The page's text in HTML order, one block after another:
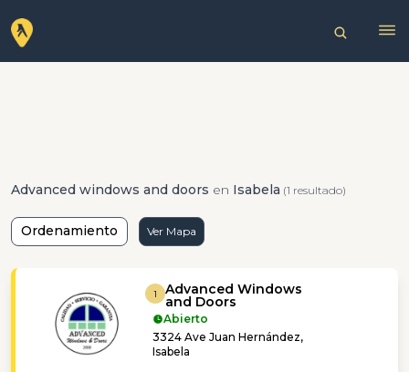
Advanced windows and doors en Isabela (1 resultado)
Ordenamiento Ver Mapa
1 Advanced Windows
and Doors
Abierto
3324 Ave Juan Hernández,
Isabela